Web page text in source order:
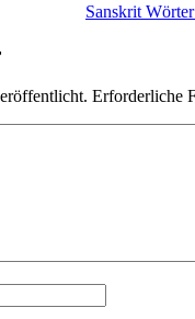
Sanskrit
Erforderliche